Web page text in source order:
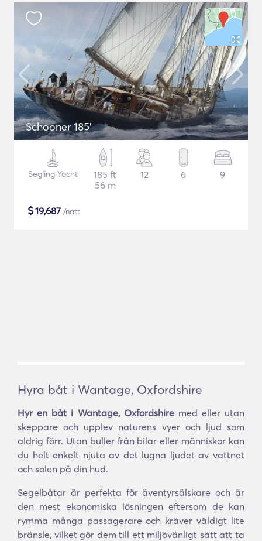
Schooner 185'
Segling Yacht
185 ft
56 m
12 6 9
$19,687 /natt
Hyra båt i Wantage, Oxfordshire
Hyr en båt i Wantage, Oxfordshiremed eller utan
skeppare och upplev naturens vyer och ljud som
aldrig förr. Utan buller från bilar eller människor kan
du helt enkelt njuta av det lugna ljudet av vattnet
och solen på din hud.
Segelbåtar är perfekta för äventyrsälskare och är
den mest ekonomiska lösningen eftersom de kan
rymma många passagerare och kräver väldigt lite
bränsle, vilket gör dem till ett miljövänligt sätt att ta